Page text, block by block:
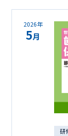
2026年
5月
研